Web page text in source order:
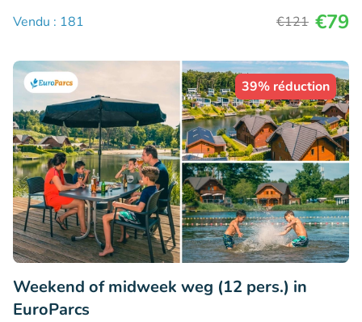
Vendu : 181 €121 €79
39% réduction
Weekend of midweek weg (12 pers.) in
EuroParcs